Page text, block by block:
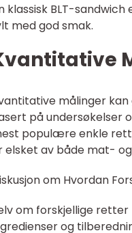
klassisk BLT-
med god smak.
målinger
på undersøkelser
populære enkle
elsket av både mat-
om Hvordan
om forskjellige
og